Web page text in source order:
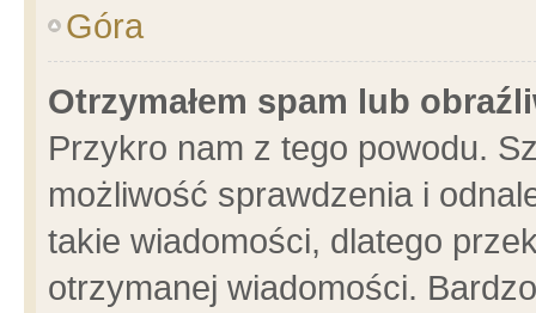
Góra
Otrzymałem spam lub
Przykro nam z tego powodu.
możliwość sprawdzenia i
takie wiadomości, dlatego
otrzymanej wiadomości.